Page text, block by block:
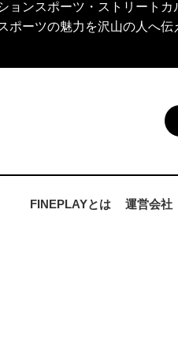
ョンスポーツ・ストリート
ポーツの魅力を沢山の人へ伝
FINEPLAYとは 運営会社